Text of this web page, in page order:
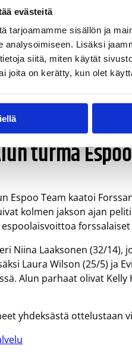
evästeitä
tarjoamamme sisällön ja
analysoimiseen. Lisäksi
siitä, miten käytät
joita on kerätty, kun olet
Ratkaisu nähtiin
pelin tasoihin ja
ToPo vei vierasvoiton
syöttöä) olivat ToPon
neljä ja HoNsU yhden.
turma
Espoo Team kaatoi
kolmen jakson ajan
Niina Laaksonen (32/14),
Laura Wilson (25/5) ja
Alun parhaat olivat Kelly
yhdeksästä ottelustaan